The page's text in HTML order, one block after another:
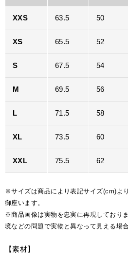
XXS 63.5 50
XS 65.5 52
S 67.5 54
M 69.5 56
L 71.5 58
XL 73.5 60
XXL 75.5 62
※サイズは商品により表記サイズ(cm)よ
御座います。
※商品画像は実物を忠実に再現しており
境などの問題で実物と異なって見える場
【素材】